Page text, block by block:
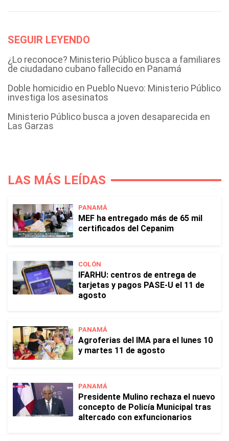
SEGUIR LEYENDO
¿Lo reconoce? Ministerio Público busca a familiares
de ciudadano cubano fallecido en Panamá
Doble homicidio en Pueblo Nuevo: Ministerio Público
investiga los asesinatos
Ministerio Público busca a joven desaparecida en
Las Garzas
LAS MÁS LEÍDAS
PANAMÁ
MEF ha entregado más de 65 mil
certificados del Cepanim
COLÓN
IFARHU: centros de entrega de
tarjetas y pagos PASE-U el 11 de
agosto
PANAMÁ
Agroferias del IMA para el lunes 10
y martes 11 de agosto
PANAMÁ
Presidente Mulino rechaza el nuevo
concepto de Policía Municipal tras
altercado con exfuncionarios